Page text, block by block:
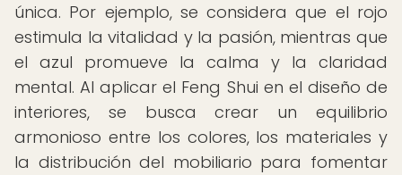
única. Por ejemplo, se considera que el rojo
estimula la vitalidad y la pasión, mientras que
el azul promueve la calma y la claridad
mental. Al aplicar el Feng Shui en el diseño de
interiores, se busca crear un equilibrio
armonioso entre los colores, los materiales y
la distribución del mobiliario para fomentar